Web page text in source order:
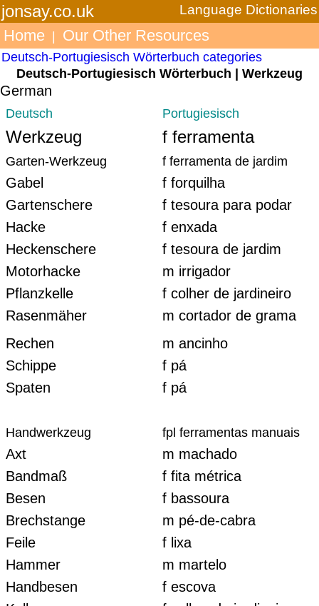
jonsay.co.uk Language Dictionaries
Home Our Other Resources
Deutsch-Portugiesisch Wörterbuch categories
Deutsch-Portugiesisch Wörterbuch | Werkzeug
German
Deutsch Portugiesisch
Werkzeug f ferramenta
Garten-Werkzeug f ferramenta de jardim
Gabel
f forquilha
Gartenschere
f tesoura para podar
Hacke
f enxada
Heckenschere
f tesoura de jardim
Motorhacke
m irrigador
Pflanzkelle
f colher de jardineiro
Rasenmäher
m cortador de grama
Rechen
m ancinho
Schippe
f pá
Spaten
f pá
Handwerkzeug fpl ferramentas manuais
Axt
m machado
Bandmaß
f fita métrica
Besen
f bassoura
Brechstange
m pé-de-cabra
Feile
f lixa
Hammer
m martelo
Handbesen
f escova